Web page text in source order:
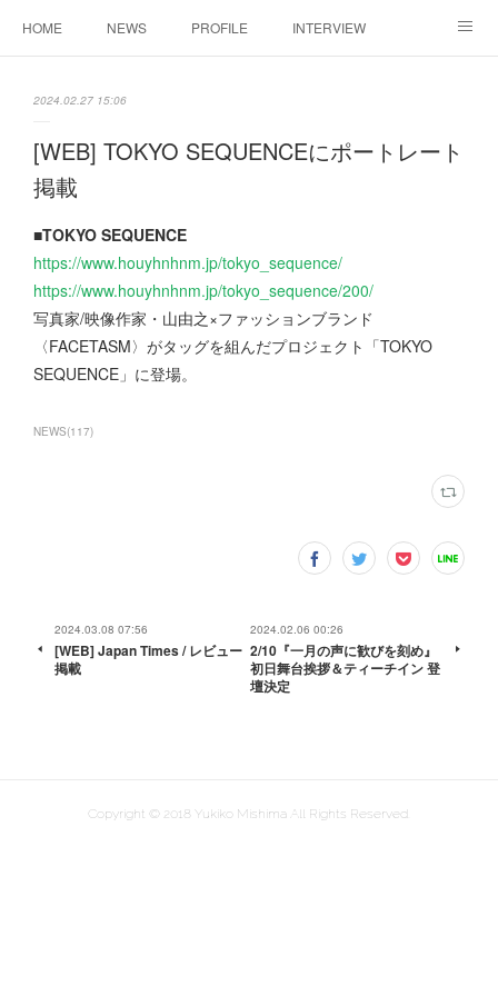
HOME NEWS PROFILE INTERVIEW
2024.02.27 15:06
[WEB] TOKYO SEQUENCEにポートレート
掲載
■TOKYO SEQUENCE
https://www.houyhnhnm.jp/tokyo_sequence/
https://www.houyhnhnm.jp/tokyo_sequence/200/
写真家/映像作家・山由之×ファッションブランド
〈FACETASM〉がタッグを組んだプロジェクト「TOKYO
SEQUENCE」に登場。
NEWS(117)
2024.03.08 07:56
[WEB] Japan Times / レビュー
掲載
2024.02.06 00:26
2/10『一月の声に歓びを刻め』
初日舞台挨拶＆ティーチイン 登
壇決定
Copyright © 2018 Yukiko Mishima All Rights Reserved.